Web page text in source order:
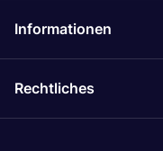
Informationen
Rechtliches